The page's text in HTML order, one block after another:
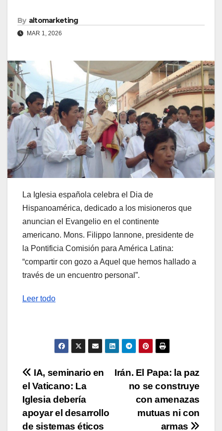
By altomarketing
MAR 1, 2026
La Iglesia española celebra el Dia de
Hispanoamérica, dedicado a los misioneros que
anuncian el Evangelio en el continente
americano. Mons. Filippo Iannone, presidente de
la Pontificia Comisión para América Latina:
“compartir con gozo a Aquel que hemos hallado a
través de un encuentro personal”.
Leer todo
Navegación
de
entradas
Irán. El Papa: la paz
no se construye
con amenazas
mutuas ni con
armas
IA, seminario en
el Vaticano: La
Iglesia debería
apoyar el desarrollo
de sistemas éticos